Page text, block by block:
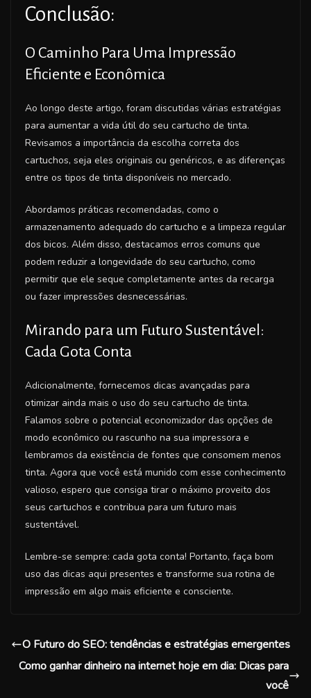
Conclusão:
O Caminho Para Uma Impressão
Eficiente e Econômica
Ao longo deste artigo, foram discutidas várias estratégias
para aumentar a vida útil do seu cartucho de tinta.
Revisamos a importância da escolha correta dos
cartuchos, seja eles originais ou genéricos, e as diferenças
entre os tipos de tinta disponíveis no mercado.
Abordamos práticas recomendadas, como o
armazenamento adequado do cartucho e a limpeza regular
dos bicos. Além disso, destacamos erros comuns que
podem reduzir a longevidade do seu cartucho, como
permitir que ele seque completamente antes da recarga
ou fazer impressões desnecessárias.
Mirando para um Futuro Sustentável:
Cada Gota Conta
Adicionalmente, fornecemos dicas avançadas para
otimizar ainda mais o uso do seu cartucho de tinta.
Falamos sobre o potencial economizador das opções de
modo econômico ou rascunho na sua impressora e
lembramos da existência de fontes que consomem menos
tinta. Agora que você está munido com esse conhecimento
valioso, espero que consiga tirar o máximo proveito dos
seus cartuchos e contribua para um futuro mais
sustentável.
Lembre-se sempre: cada gota conta! Portanto, faça bom
uso das dicas aqui presentes e transforme sua rotina de
impressão em algo mais eficiente e consciente.
O Futuro do SEO: tendências e estratégias emergentes
Como ganhar dinheiro na internet hoje em dia: Dicas para
você